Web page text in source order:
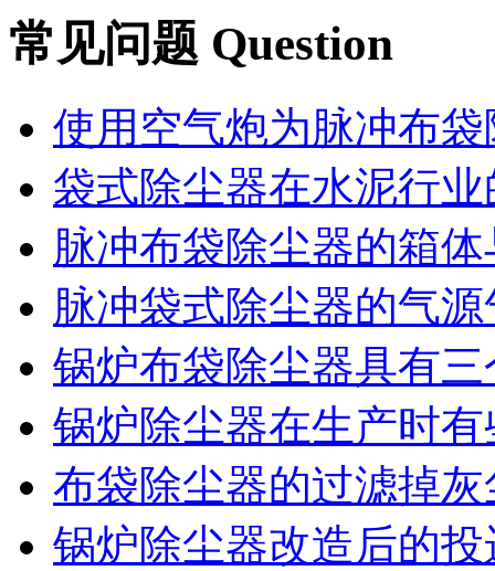
常见问题 Question
使用空气炮为脉冲布
袋式除尘器在水泥行
脉冲布袋除尘器的箱
脉冲袋式除尘器的气
锅炉布袋除尘器具有
锅炉除尘器在生产时
布袋除尘器的过滤掉
锅炉除尘器改造后的